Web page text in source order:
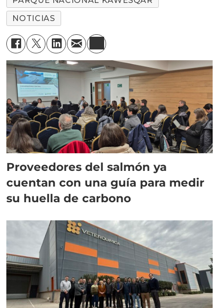
NOTICIAS
Proveedores del salmón ya
cuentan con una guía para medir
su huella de carbono